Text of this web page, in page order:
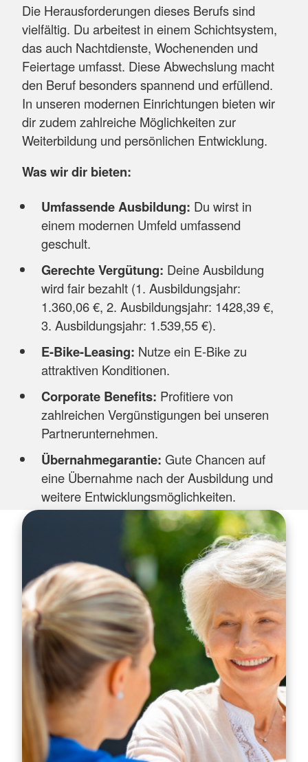
Die Herausforderungen dieses Berufs sind
vielfältig. Du arbeitest in einem Schichtsystem,
das auch Nachtdienste, Wochenenden und
Feiertage umfasst. Diese Abwechslung macht
den Beruf besonders spannend und erfüllend.
In unseren modernen Einrichtungen bieten wir
dir zudem zahlreiche Möglichkeiten zur
Weiterbildung und persönlichen Entwicklung.
Was wir dir bieten:
Umfassende Ausbildung: Du wirst in
einem modernen Umfeld umfassend
geschult.
Gerechte Vergütung: Deine Ausbildung
wird fair bezahlt (1. Ausbildungsjahr:
1.360,06 €, 2. Ausbildungsjahr: 1428,39 €,
3. Ausbildungsjahr: 1.539,55 €).
E-Bike-Leasing: Nutze ein E-Bike zu
attraktiven Konditionen.
Corporate Benefits: Profitiere von
zahlreichen Vergünstigungen bei unseren
Partnerunternehmen.
Übernahmegarantie: Gute Chancen auf
eine Übernahme nach der Ausbildung und
weitere Entwicklungsmöglichkeiten.